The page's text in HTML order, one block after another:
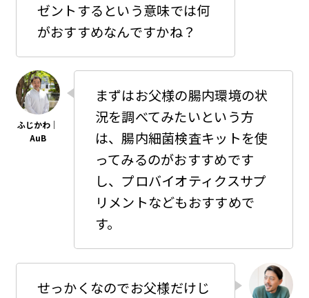
ゼントするという意味では何
がおすすめなんですかね？
まずはお父様の腸内環境の状
況を調べてみたいという方
は、腸内細菌検査キットを使
ってみるのがおすすめです
し、プロバイオティクスサプ
リメントなどもおすすめで
す。
せっかくなのでお父様だけじ